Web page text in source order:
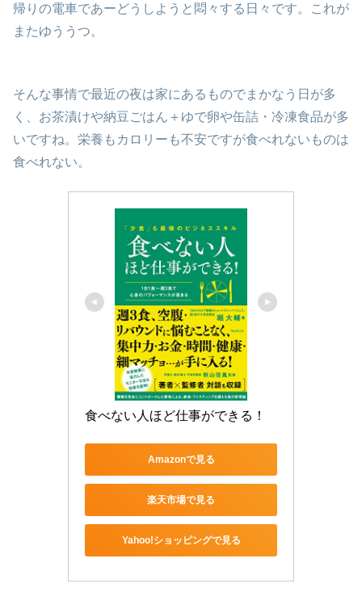
帰りの電車であーどうしようと悶々する日々です。これが
またゆううつ。
そんな事情で最近の夜は家にあるものでまかなう日が多
く、お茶漬けや納豆ごはん＋ゆで卵や缶詰・冷凍食品が多
いですね。栄養もカロリーも不安ですが食べれないものは
食べれない。
食べない人ほど仕事ができる！
Amazonで見る
楽天市場で見る
Yahoo!ショッピングで見る